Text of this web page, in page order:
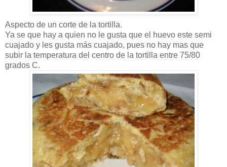
Aspecto de un corte de la tortilla.
Ya se que hay a quien no le gusta que el huevo este semi
cuajado y les gusta más cuajado, pues no hay mas que
subir la temperatura del centro de la tortilla entre 75/80
grados C.